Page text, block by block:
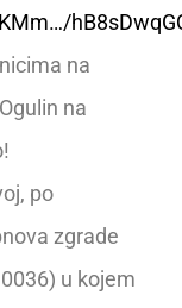
na
na
po
zgrade
u kojem